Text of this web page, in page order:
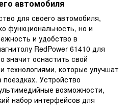
автомобиля
для своего автомобиля,
функциональность, но и
и удобство в
RedPower 61410 для
значит оснастить свой
технологиями, которые улучшат
Устройство
возможности,
набор интерфейсов для